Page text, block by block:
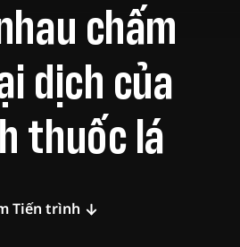
chấm
dịch của
thuốc lá
Tiến trình